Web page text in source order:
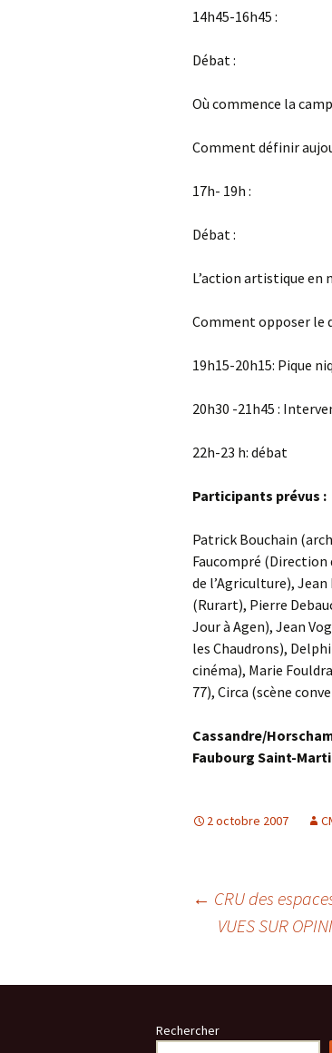
14h45-16h45 :
Débat :
Où commence la
Comment définir
17h- 19h :
Débat :
L’action artistique en
Comment opposer le
19h15-20h15: Pique
20h30 -21h45 :
22h-23 h: débat
Participants prévus :
Patrick Bouchain
Faucompré
de l’Agriculture),
(Rurart), Pierre
Jour à Agen), Jean
les Chaudrons),
cinéma), Marie
77), Circa (scène
Cassandre/
Faubourg Saint-
2 octobre 2007
Navigation
articles
← CRU des
VUES SUR
Rechercher